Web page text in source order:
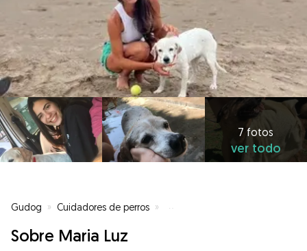
7 fotos
ver todo
Gudog » Cuidadores de perros » Cuidadores de perros en
Sobre Maria Luz